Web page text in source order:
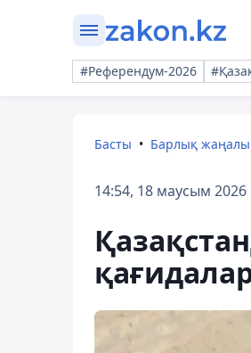
#Референдум-2026
Басты Барлық
14:54, 18 маусым 2026